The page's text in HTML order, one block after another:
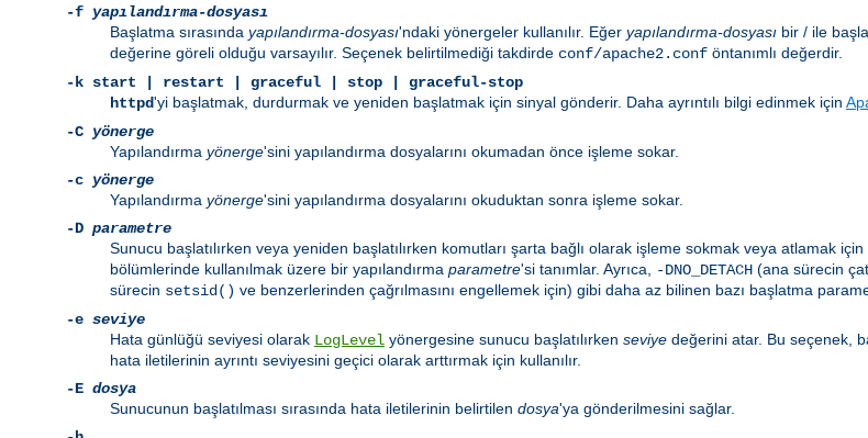
-f yapılandırma-dosyası
Başlatma sırasında yapılandırma-dosyası'ndaki yönergeler kullanılır. Eğer yapılandırma-dosyası bir / ile
değerine göreli olduğu varsayılır. Seçenek belirtilmediği takdirde conf/apache2.conf öntanımlı değerdir.
-k start | restart | graceful | stop | graceful-stop
httpd'yi başlatmak, durdurmak ve yeniden başlatmak için sinyal gönderir. Daha ayrıntılı bilgi edinmek için
-C yönerge
Yapılandırma yönerge'sini yapılandırma dosyalarını okumadan önce işleme sokar.
-c yönerge
Yapılandırma yönerge'sini yapılandırma dosyalarını okuduktan sonra işleme sokar.
-D parametre
Sunucu başlatılırken veya yeniden başlatılırken komutları şarta bağlı olarak işleme sokmak veya atlamak için
bölümlerinde kullanılmak üzere bir yapılandırma parametre'si tanımlar. Ayrıca, -DNO_DETACH (ana sürecin
sürecin setsid() ve benzerlerinden çağrılmasını engellemek için) gibi daha az bilinen bazı başlatma
-e seviye
Hata günlüğü seviyesi olarak LogLevel yönergesine sunucu başlatılırken seviye değerini atar. Bu seçenek,
hata iletilerinin ayrıntı seviyesini geçici olarak arttırmak için kullanılır.
-E dosya
Sunucunun başlatılması sırasında hata iletilerinin belirtilen dosya'ya gönderilmesini sağlar.